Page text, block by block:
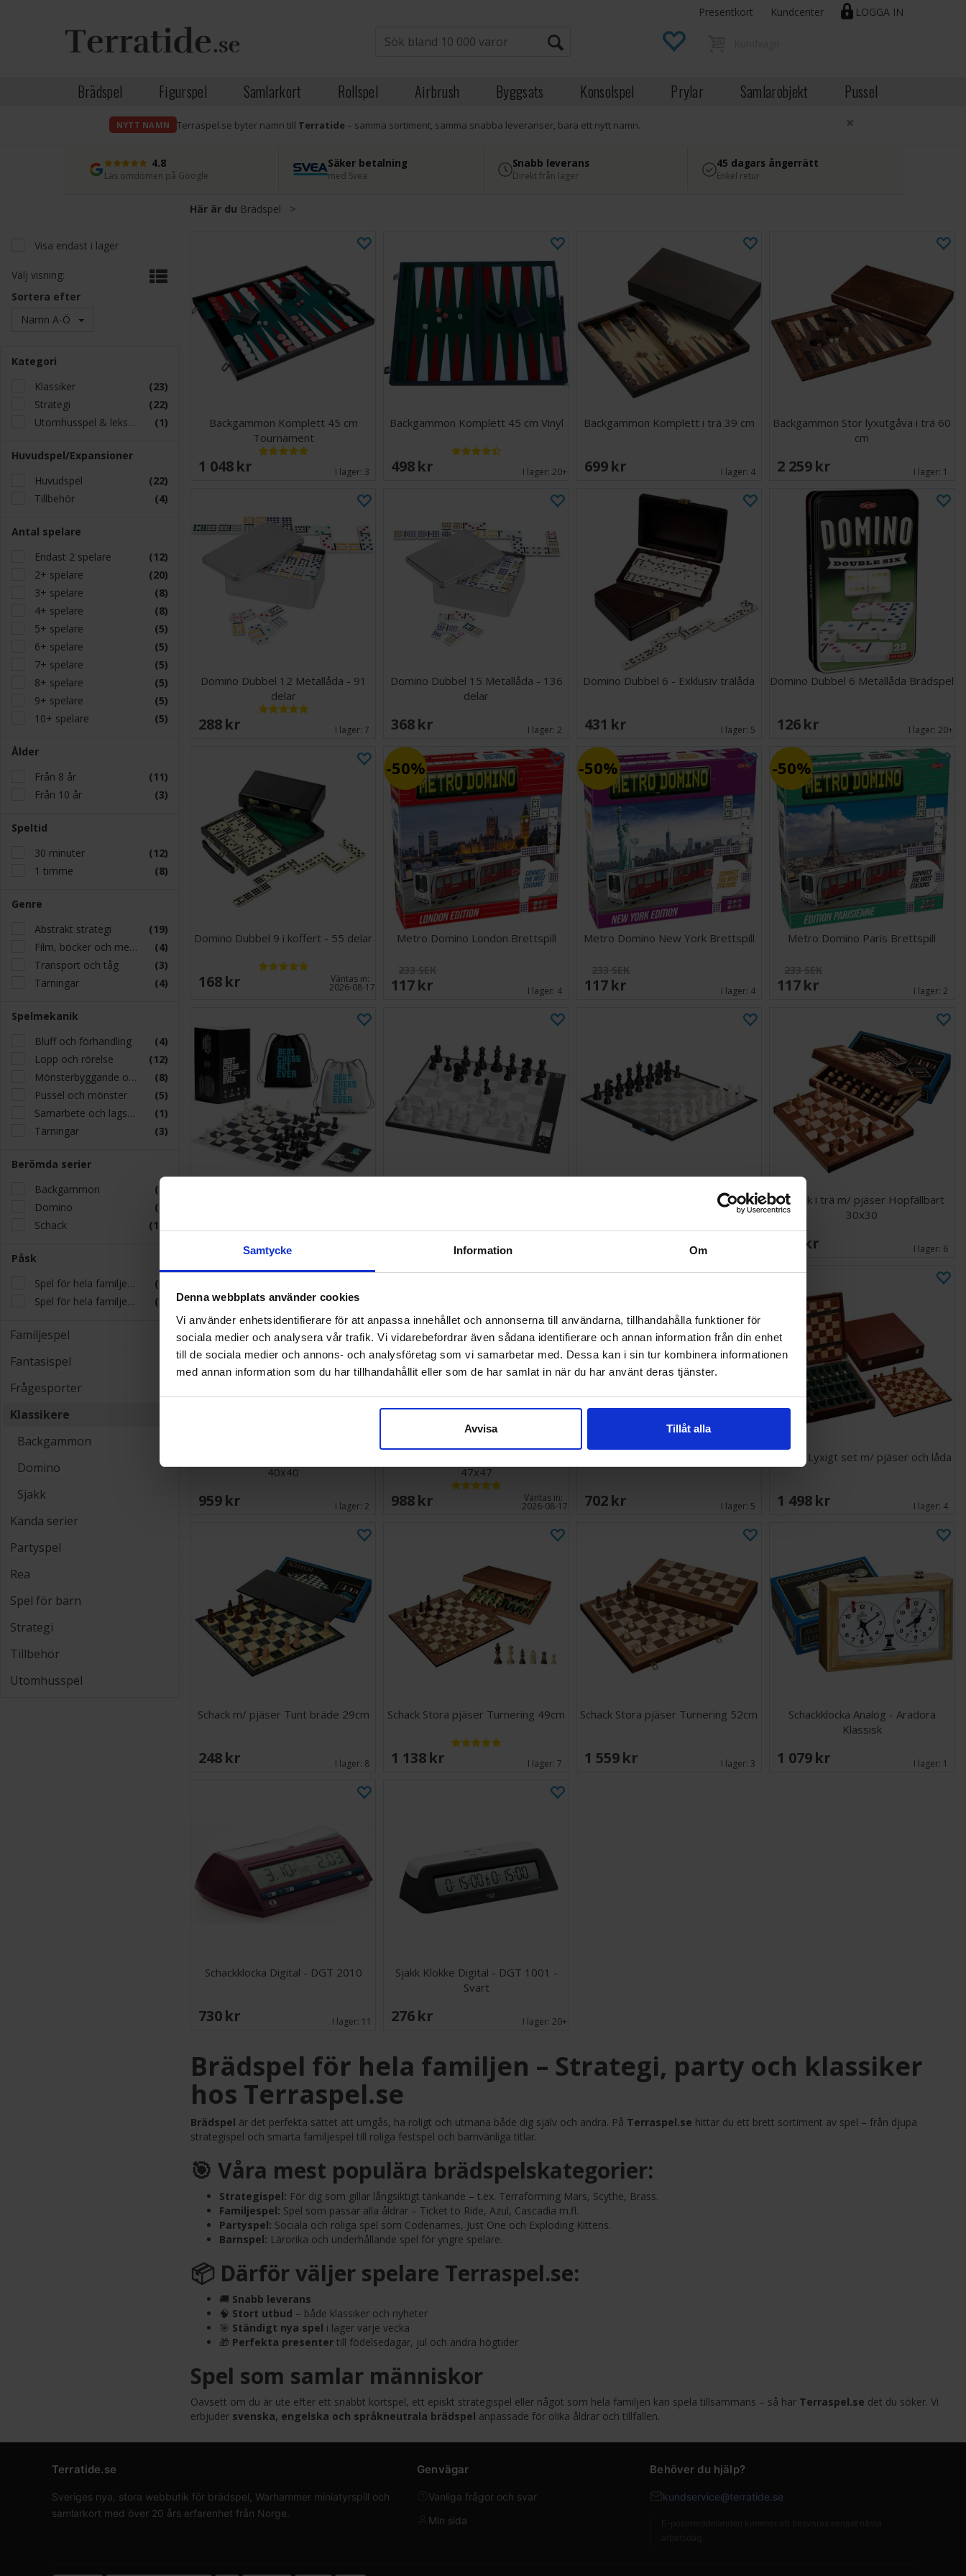
Samtycke Information Om
Denna webbplats använder cookies
Vi använder enhetsidentifierare för att anpassa innehållet och annonserna till användarna, tillhandahålla funktioner för
sociala medier och analysera vår trafik. Vi vidarebefordrar även sådana identifierare och annan information från din enhet
till de sociala medier och annons- och analysföretag som vi samarbetar med. Dessa kan i sin tur kombinera informationen
med annan information som du har tillhandahållit eller som de har samlat in när du har använt deras tjänster.
Avvisa Tillåt alla
LOGGA IN
Presentkort Kundcenter
Brädspel Figurspel Samlarkort Rollspel Airbrush Byggsats Konsolspel Prylar Samlarobjekt Pussel
NYTT NAMN Terraspel.se byter namn till Terratide– samma sortiment, samma snabba leveranser, bara ett nytt namn. ×
4.8
Läs omdömen på Google
Säker betalning
med Svea
Snabb leverans
Direkt från lager
45 dagars ångerrätt
Enkel retur
Här är du Brädspel >
Visa endast i lager
Välj visning:
Sortera efter
Namn A-Ö
Kategori
Klassiker
(23)
Strategi
(22)
Utomhusspel & leksaker
(1)
Huvudspel/Expansioner
Huvudspel
(22)
Tillbehör
(4)
Antal spelare
Endast 2 spelare
(12)
2+ spelare
(20)
3+ spelare
(8)
4+ spelare
(8)
5+ spelare
(5)
6+ spelare
(5)
7+ spelare
(5)
8+ spelare
(5)
9+ spelare
(5)
10+ spelare
(5)
Ålder
Från 8 år
(11)
Från 10 år
(3)
Speltid
30 minuter
(12)
1 timme
(8)
Genre
Abstrakt strategi
(19)
Film, böcker och media
(4)
Transport och tåg
(3)
Tärningar
(4)
Spelmekanik
Bluff och förhandling
(4)
Lopp och rörelse
(12)
Mönsterbyggande och placering
(8)
Pussel och mönster
(5)
Samarbete och lagspel
(1)
Tärningar
(3)
Berömda serier
Backgammon
(4)
Domino
(8)
Schack
(14)
Påsk
Spel för hela familjen N
(2)
Spel för hela familjen S
(2)
Familjespel
Fantasispel
Frågesporter
Klassikere
Backgammon
Domino
Sjakk
Kända serier
Partyspel
Rea
Spel för barn
Strategi
Tillbehör
Utomhusspel
Backgammon Komplett 45 cm
Tournament
1 048 SEK I lager: 3
Backgammon Komplett 45 cm Vinyl
498 SEK I lager:20+
Backgammon Komplett i trä 39 cm
699 SEK I lager: 4
Backgammon Stor lyxutgåva i trä 60
cm
2 259 SEK I lager: 1
Domino Dubbel 12 Metallåda - 91
delar
288 SEK I lager: 7
Domino Dubbel 15 Metallåda - 136
delar
368 SEK I lager:2
Domino Dubbel 6 - Exklusiv trälåda
431 SEK I lager: 5
Domino Dubbel 6 Metallåda Brädspel
126 SEK I lager:20+
Domino Dubbel 9 i koffert - 55 delar
168 SEK Väntas in:
2026-08-17
50%
Metro Domino London Brettspill
233 SEK
117 SEK I lager: 4
50%
Metro Domino New York Brettspill
233 SEK
117 SEK I lager: 4
50%
Metro Domino Paris Brettspill
233 SEK
117 SEK I lager:2
579 SEK 3 991 SEK
Schack DGT Pegasus Digital Chess
Schack i trä m/ pjäser Hopfällbart
30x30
591 SEK I lager: 6
40x40
959 SEK I lager: 2
47x47
988 SEK Väntas in:
2026-08-17 702 SEK I lager: 5
Schack Lyxigt set m/ pjäser och låda
1 498 SEK I lager: 4
Schack m/ pjäser Tunt bräde 29cm
248 SEK I lager: 8
Schack Stora pjäser Turnering 49cm
1 138 SEK I lager:7
Schack Stora pjäser Turnering 52cm
1 559 SEK I lager: 3
Schackklocka Analog - Aradora
Klassisk
1 079 SEK I lager: 1
Schackklocka Digital - DGT 2010
730 SEK I lager: 11
Sjakk Klokke Digital - DGT 1001 -
Svart
276 SEK I lager:20+
Brädspel för hela familjen – Strategi, party och klassiker
hos Terraspel.se
Brädspel är det perfekta sättet att umgås, ha roligt och utmana både dig själv och andra. På Terraspel.se hittar du ett brett sortiment av spel – från djupa
strategispel och smarta familjespel till roliga festspel och barnvänliga titlar.
🎯 Våra mest populära brädspelskategorier:
Strategispel: För dig som gillar långsiktigt tänkande – t.ex. Terraforming Mars, Scythe, Brass.
Familjespel: Spel som passar alla åldrar – Ticket to Ride, Azul, Cascadia m.fl.
Partyspel: Sociala och roliga spel som Codenames, Just One och Exploding Kittens.
Barnspel: Lärorika och underhållande spel för yngre spelare.
📦 Därför väljer spelare Terraspel.se:
🚚 Snabb leverans
🧠 Stort utbud – både klassiker och nyheter
🎯 Ständigt nya spel i lager varje vecka
🎁 Perfekta presenter till födelsedagar, jul och andra högtider
Spel som samlar människor
Oavsett om du är ute efter ett snabbt kortspel, ett episkt strategispel eller något som hela familjen kan spela tillsammans – så har Terraspel.se det du söker. Vi
erbjuder svenska, engelska och språkneutrala brädspel anpassade för olika åldrar och tillfällen.
Terratide.se
Sveriges nya, stora webbutik för brädspel, Warhammer miniatyrspill och
samlarkort med över 20 års erfarenhet från Norge.
Genvägar
Vanliga frågor och svar
Min sida
Behöver du hjälp?
kundservice@terratide.se